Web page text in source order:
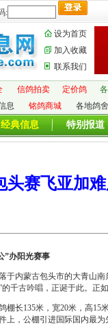
:
设为首页
加入收藏
联系我们
信鸽拍卖 定价鸽
息 铭鸽商城 各地鸽舍
经典信息 特别报道
头赛飞亚加
”办阳光赛事
落于内蒙古包头市的大青山
千古吟唱，正诞于此。正
长135米，宽20米，高15
上，公棚引进国际国内最